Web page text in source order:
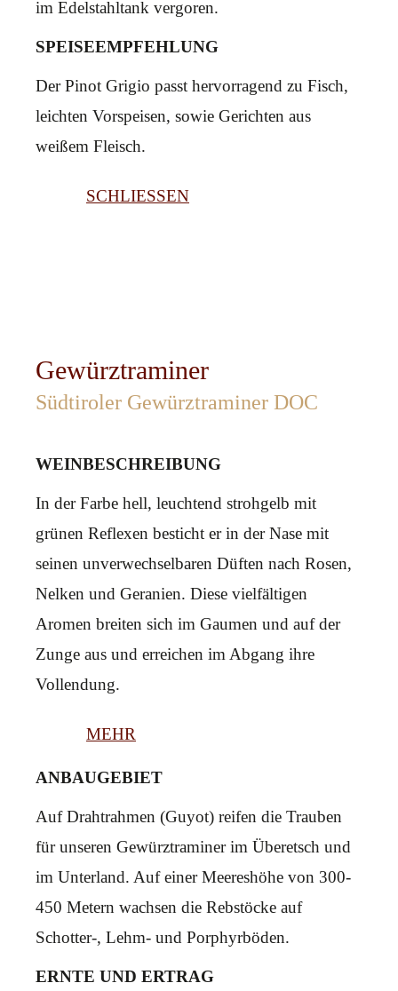
im Edelstahltank vergoren.
SPEISEEMPFEHLUNG
Der Pinot Grigio passt hervorragend zu Fisch,
leichten Vorspeisen, sowie Gerichten aus
weißem Fleisch.
SCHLIESSEN
Gewürztraminer
Südtiroler Gewürztraminer DOC
WEINBESCHREIBUNG
In der Farbe hell, leuchtend strohgelb mit
grünen Reflexen besticht er in der Nase mit
seinen unverwechselbaren Düften nach Rosen,
Nelken und Geranien. Diese vielfältigen
Aromen breiten sich im Gaumen und auf der
Zunge aus und erreichen im Abgang ihre
Vollendung.
MEHR
ANBAUGEBIET
Auf Drahtrahmen (Guyot) reifen die Trauben
für unseren Gewürztraminer im Überetsch und
im Unterland. Auf einer Meereshöhe von 300-
450 Metern wachsen die Rebstöcke auf
Schotter-, Lehm- und Porphyrböden.
ERNTE UND ERTRAG